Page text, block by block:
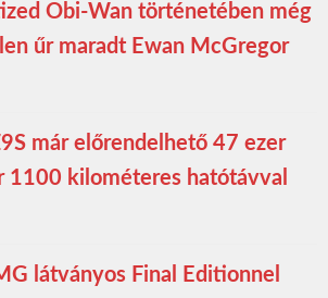
Obi-Wan történetében még
űr maradt Ewan McGregor
már előrendelhető 47 ezer
1100 kilométeres hatótávval
látványos Final Editionnel